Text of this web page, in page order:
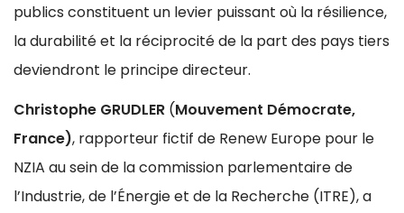
publics constituent un levier puissant où la résilience,
la durabilité et la réciprocité de la part des pays tiers
deviendront le principe directeur.
Christophe GRUDLER (Mouvement Démocrate,
France), rapporteur fictif de Renew Europe pour le
NZIA au sein de la commission parlementaire de
l’Industrie, de l’Énergie et de la Recherche (ITRE), a